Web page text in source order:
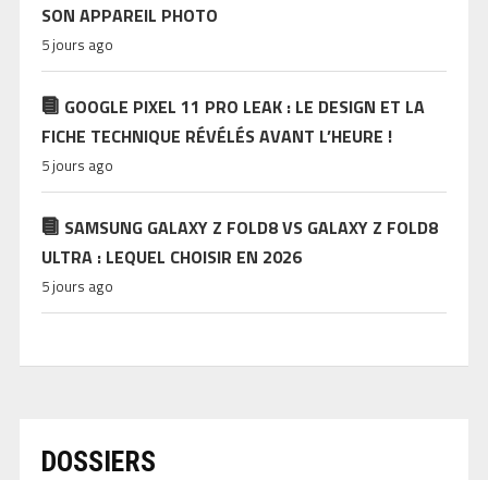
SON APPAREIL PHOTO
5 jours ago
GOOGLE PIXEL 11 PRO LEAK : LE DESIGN ET LA
FICHE TECHNIQUE RÉVÉLÉS AVANT L’HEURE !
5 jours ago
SAMSUNG GALAXY Z FOLD8 VS GALAXY Z FOLD8
ULTRA : LEQUEL CHOISIR EN 2026
5 jours ago
DOSSIERS